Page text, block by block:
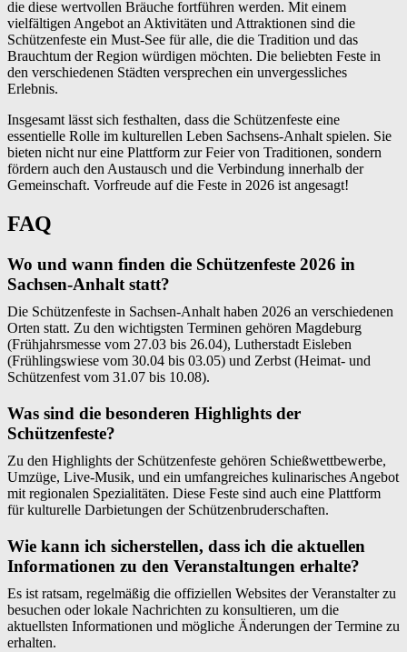
die diese wertvollen Bräuche fortführen werden. Mit einem
vielfältigen Angebot an Aktivitäten und Attraktionen sind die
Schützenfeste ein Must-See für alle, die die Tradition und das
Brauchtum der Region würdigen möchten. Die beliebten Feste in
den verschiedenen Städten versprechen ein unvergessliches
Erlebnis.
Insgesamt lässt sich festhalten, dass die Schützenfeste eine
essentielle Rolle im kulturellen Leben Sachsens-Anhalt spielen. Sie
bieten nicht nur eine Plattform zur Feier von Traditionen, sondern
fördern auch den Austausch und die Verbindung innerhalb der
Gemeinschaft. Vorfreude auf die Feste in 2026 ist angesagt!
FAQ
Wo und wann finden die Schützenfeste 2026 in
Sachsen-Anhalt statt?
Die Schützenfeste in Sachsen-Anhalt haben 2026 an verschiedenen
Orten statt. Zu den wichtigsten Terminen gehören Magdeburg
(Frühjahrsmesse vom 27.03 bis 26.04), Lutherstadt Eisleben
(Frühlingswiese vom 30.04 bis 03.05) und Zerbst (Heimat- und
Schützenfest vom 31.07 bis 10.08).
Was sind die besonderen Highlights der
Schützenfeste?
Zu den Highlights der Schützenfeste gehören Schießwettbewerbe,
Umzüge, Live-Musik, und ein umfangreiches kulinarisches Angebot
mit regionalen Spezialitäten. Diese Feste sind auch eine Plattform
für kulturelle Darbietungen der Schützenbruderschaften.
Wie kann ich sicherstellen, dass ich die aktuellen
Informationen zu den Veranstaltungen erhalte?
Es ist ratsam, regelmäßig die offiziellen Websites der Veranstalter zu
besuchen oder lokale Nachrichten zu konsultieren, um die
aktuellsten Informationen und mögliche Änderungen der Termine zu
erhalten.